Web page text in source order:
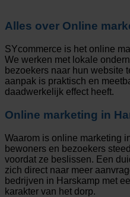
Alles over Online
SYcommerce is het online
We werken met lokale
bezoekers naar hun website
aanpak is praktisch en
daadwerkelijk effect heeft.
Online marketing in
Waarom is online marketing
bewoners en bezoekers
voordat ze beslissen. Een
zich direct naar meer
bedrijven in Harskamp met
karakter van het dorp.